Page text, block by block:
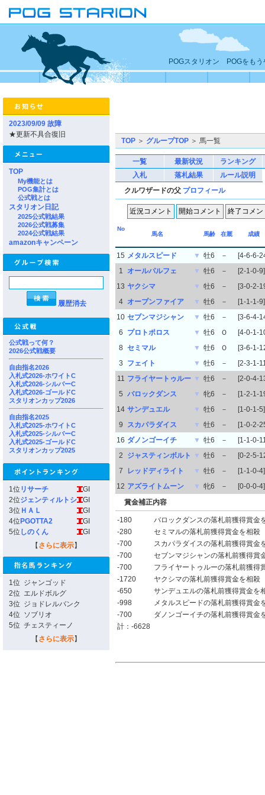
POGスタリオン POGをもう
2023/09/09 故障
★更新不具合復旧
TOP
My機能とは
POG集計とは
公式戦とは
スタリオン日記
2025公式戦結果
2026公式戦募集
2024公式戦結果
amazonキャンペーン
履歴消去
公式戦って何？
2026公式戦概要
自由指名2026
入札式2026-ホワイトC
入札式2026-シルバーC
入札式2026-ゴールドC
スタリオンカップ2026
自由指名2025
入札式2025-ホワイトC
入札式2025-シルバーC
入札式2025-ゴールドC
スタリオンカップ2025
1位 リサーチ
GI
2位ジェンティルトシ
GI
3位 ＨＡＬ
GI
4位 PGOTTA2
GI
5位 しのくん
GI
【 さらに表示】
1位 ジャンゴッド
2位 エルドボルグ
3位 ジョドレルバンク
4位 ソブリオ
5位 チェスティーノ
【 さらに表示】
TOP ＞ グループTOP ＞ 馬一覧
一覧 最新状況
ランキング
入札
落札結果
ルール説明
クルワザードの父 プロフィール
No
馬名
馬齢 在厩 成績
15 メタルスピード ▼ 牡6 －
[4-6-6-
1
オールパルフェ ▼ 牡6 －
[2-1-0-9]
13 ヤクシマ ▼ 牡6 －
[3-0-2-
4
オープンファイア ▼ 牡6 －
[1-1-1-9]
10 セブンマジシャン ▼ 牡6 －
[3-6-4-
6
プロトポロス ▼ 牡6 Ｏ
[4-0-1-
8 セミマル ▼ 牡6 Ｏ
[3-6-1-
3
フェイト ▼ 牡6 －
[2-3-1-
11 フライヤートゥルー ▼ 牡6 －
[2-0-4-
5 バロックダンス ▼ 牝6 －
[1-2-1-
14 サンデュエル ▼ 牡6 －
[1-0-1-5]
9
スカパラダイス ▼ 牡6 －
[1-0-2-
16 ダノンゴーイチ ▼ 牡6 －
[1-1-0-
2
ジャスティンボルト ▼ 牡6 －
[0-2-5-
7
レッドディライト ▼ 牡6 －
[1-1-0-4]
12 アズライトムーン ▼ 牝6 －
[0-0-0-4]
賞金補正内容
-180
バロックダンスの落札前獲得賞金
-280
セミマルの落札前獲得賞金を相殺
-700
スカパラダイスの落札前獲得賞金
-700
セブンマジシャンの落札前獲得賞
-700
フライヤートゥルーの落札前獲得
-1720
ヤクシマの落札前獲得賞金を相殺
-650
サンデュエルの落札前獲得賞金を
-998
メタルスピードの落札前獲得賞金
-700
ダノンゴーイチの落札前獲得賞金
計：-6628